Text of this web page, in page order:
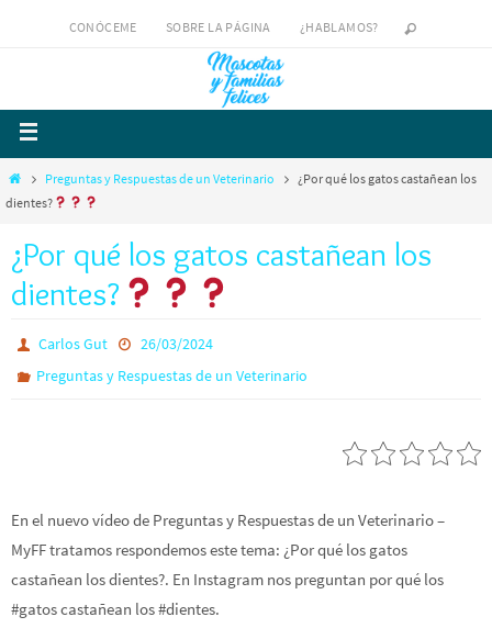
CONÓCEME SOBRE LA PÁGINA ¿HABLAMOS?
Preguntas y Respuestas de un Veterinario
¿Por qué los gatos castañean los
dientes?
¿Por qué los gatos castañean los
dientes?
Carlos Gut
26/03/2024
Preguntas y Respuestas de un Veterinario
En el nuevo vídeo de Preguntas y Respuestas de un Veterinario –
MyFF tratamos respondemos este tema: ¿Por qué los gatos
castañean los dientes?. En Instagram nos preguntan por qué los
#gatos castañean los #dientes.